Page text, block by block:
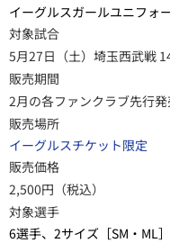
イーグルスガールユニフォ
対象試合
5月27日（土）埼玉西武戦
販売期間
2月の各ファンクラブ先行発
販売場所
イーグルスチケット限定
販売価格
2,500円（税込）
対象選手
6選手、2サイズ［SM・ML］